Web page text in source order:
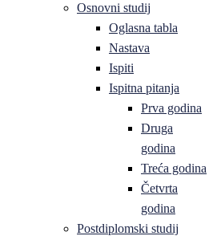
Osnovni studij
Oglasna tabla
Nastava
Ispiti
Ispitna pitanja
Prva godina
Druga
godina
Treća godina
Četvrta
godina
Postdiplomski studij